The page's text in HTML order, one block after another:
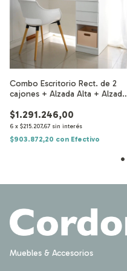
Combo Escritorio Rect. de 2
cajones + Alzada Alta + Alzada
$1.291.246,00
6 x $215.207,67 sin interés
$903.872,20 con Efectivo
Muebles & Accesorios